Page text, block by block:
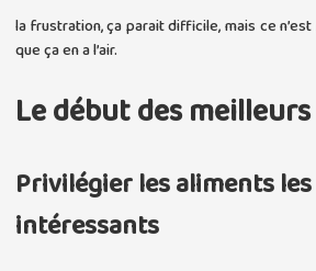
la frustration, ça parait difficile, mais ce
que ça en a l’air.
Le début des
Privilégier les aliments
intéressants